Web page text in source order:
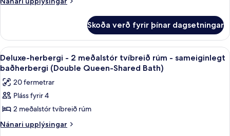
Queen
tvíbreitt
rúm
-
gott
aðgengi
-
með
(ADA
herbergi
1
stórt
rúm
aðgengi
-
með
Skoða verð fyrir þínar dagsetningar
Skoða
allar
myndir
fyrir
Deluxe-
herbergi
-
Deluxe-herbergi - 2 meðalstór
9
Deluxe-herbergi - 2 meðalstór tvíbreið rúm - sameiginlegt
baðherbergi (Double Queen-Shared Bath)
20 fermetrar
Pláss fyrir 4
2 meðalstór tvíbreið rúm
Nánari upplýsingar
Nánari